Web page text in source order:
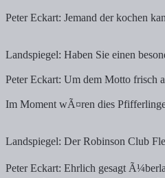
Peter Eckart: Jemand der kochen
Landspiegel: Haben Sie einen
Peter Eckart: Um dem Motto frisch
Im Moment wÃ¤ren dies
Landspiegel: Der Robinson Club
Peter Eckart: Ehrlich gesagt